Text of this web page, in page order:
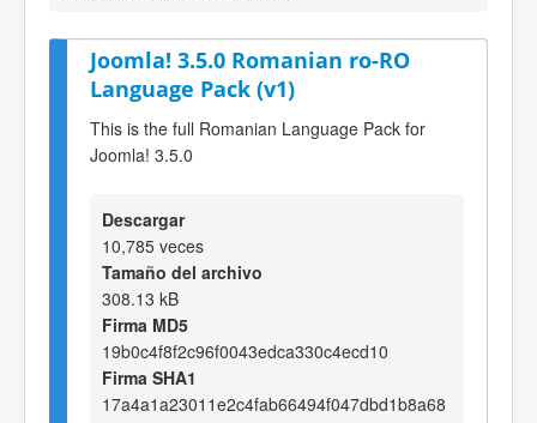
Joomla! 3.5.0 Romanian ro-RO
Language Pack (v1)
This is the full Romanian Language Pack for
Joomla! 3.5.0
Descargar
10,785 veces
Tamaño del archivo
308.13 kB
Firma MD5
19b0c4f8f2c96f0043edca330c4ecd10
Firma SHA1
17a4a1a23011e2c4fab66494f047dbd1b8a68